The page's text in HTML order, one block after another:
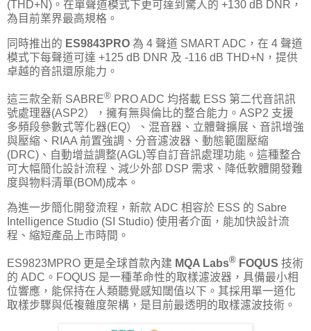
(THD+N)。在單聲道模式下更可達到驚人的 +130 dB DNR，
為目前業界最高規格。
同時推出的 ES9843PRO 為 4 聲道 SMART ADC，在 4 聲道
模式下每聲道可達 +125 dB DNR 及 -116 dB THD+N，提供
卓越的音訊還原能力。
這三款全新 SABRE® PRO ADC 均搭載 ESS 第二代音訊訊
號處理器(ASP2），擁有無與倫比的整合能力。ASP2 支援
多頻段參數式等化器(EQ）、混音器、立體聲擴展、音訊增強
與壓縮、RIAA 前置強調、分音濾波器、動態範圍壓縮
(DRC)、自動增益調整(AGL)等自訂音訊處理功能。這種整合
可大幅簡化設計流程、減少外部 DSP 需求、降低軟體開發難
度與物料清單(BOM)成本。
為進一步簡化開發流程，新款 ADC 相容於 ESS 的 Sabre
Intelligence Studio (SI Studio) 使用者介面，能加快設計流
程、縮短產品上市時間。
ES9823MPRO 更是全球首款內建 MQA Labs® FOQUS 技術
的 ADC。FOQUS 是一種革命性的取樣濾波器，具備最小相
位響應，能保持在人類聽覺感知閾值以下。其採用單一道化
取樣步驟與低複雜度架構，是目前最透明的取樣濾波技術。